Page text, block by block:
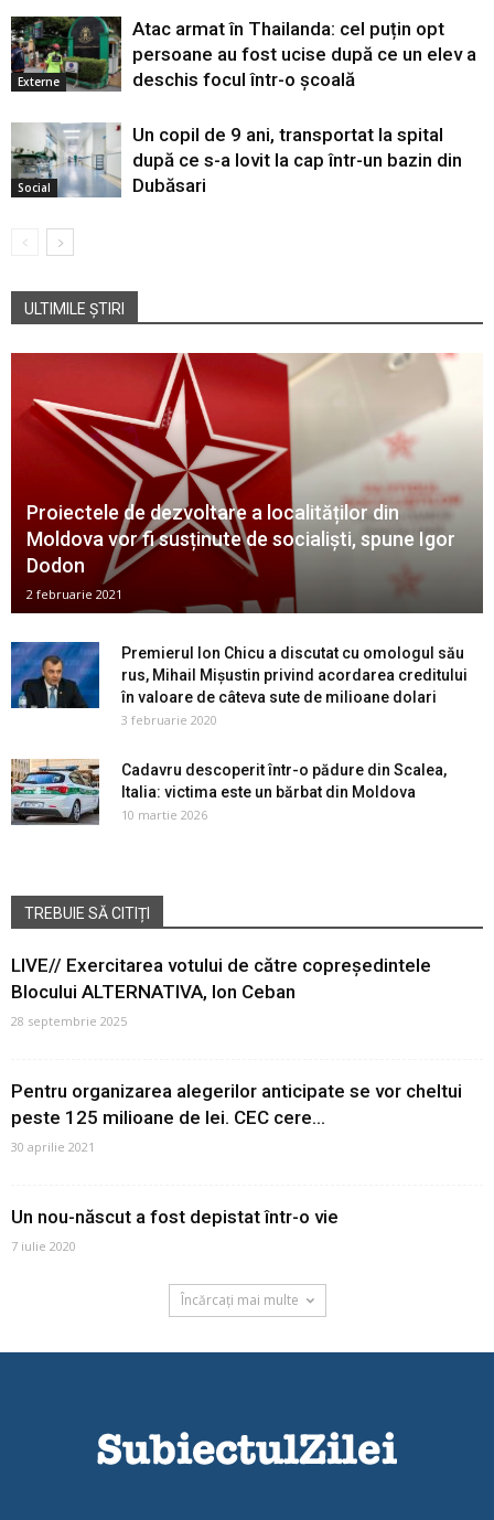
Externe
Atac armat în Thailanda: cel puțin opt
persoane au fost ucise după ce un elev a
deschis focul într-o școală
Social
Un copil de 9 ani, transportat la spital
după ce s-a lovit la cap într-un bazin din
Dubăsari
ULTIMILE ȘTIRI
Proiectele de dezvoltare a localităților din
Moldova vor fi susținute de socialiști, spune Igor
Dodon
2 februarie 2021
Premierul Ion Chicu a discutat cu omologul său
rus, Mihail Mișustin privind acordarea creditului
în valoare de câteva sute de milioane dolari
3 februarie 2020
Cadavru descoperit într-o pădure din Scalea,
Italia: victima este un bărbat din Moldova
10 martie 2026
TREBUIE SĂ CITIȚI
LIVE// Exercitarea votului de către copreședintele
Blocului ALTERNATIVA, Ion Ceban
28 septembrie 2025
Pentru organizarea alegerilor anticipate se vor cheltui
peste 125 milioane de lei. CEC cere...
30 aprilie 2021
Un nou-născut a fost depistat într-o vie
7 iulie 2020
Încărcați mai multe